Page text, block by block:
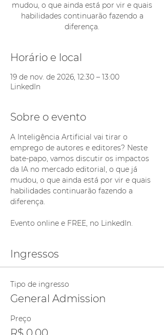
mudou, o que ainda está por vir e quais
habilidades continuarão fazendo a
diferença.
Horário e local
19 de nov. de 2026, 12:30 – 13:00
LinkedIn
Sobre o evento
A Inteligência Artificial vai tirar o
emprego de autores e editores? Neste
bate-papo, vamos discutir os impactos
da IA no mercado editorial, o que já
mudou, o que ainda está por vir e quais
habilidades continuarão fazendo a
diferença.
Evento online e FREE, no LinkedIn.
Ingressos
Tipo de ingresso
General Admission
Preço